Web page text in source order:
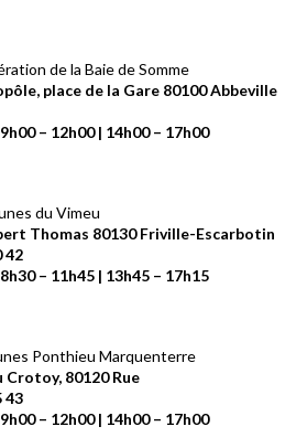
de la Baie de Somme
place de la Gare 80100 Abbeville
9h00 – 12h00 | 14h00 – 17h00
du Vimeu
Thomas 80130 Friville-Escarbotin
42
8h30 – 11h45 | 13h45 – 17h15
Ponthieu Marquenterre
Crotoy, 80120 Rue
43
9h00 – 12h00 | 14h00 – 17h00